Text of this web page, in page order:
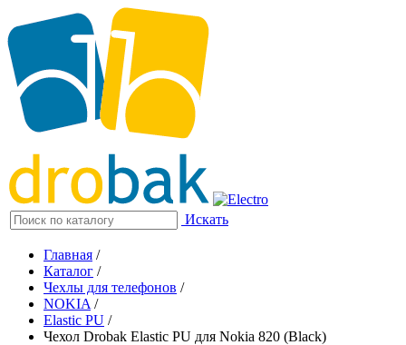
Искать
Главная /
Каталог /
Чехлы для телефонов /
NOKIA /
Elastic PU /
Чехол Drobak Elastic PU для Nokia 820 (Black)